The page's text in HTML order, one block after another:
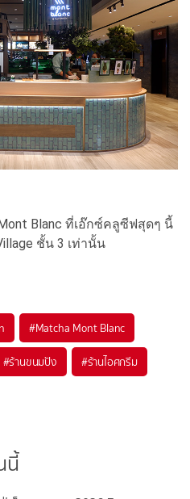
Blanc ที่เอ๊กซ์คลูซีฟสุดๆ นี้
ชั้น 3 เท่านั้น
#Matcha Mont Blanc
#ร้านขนมปัง #ร้านไอศกรีม
นี้